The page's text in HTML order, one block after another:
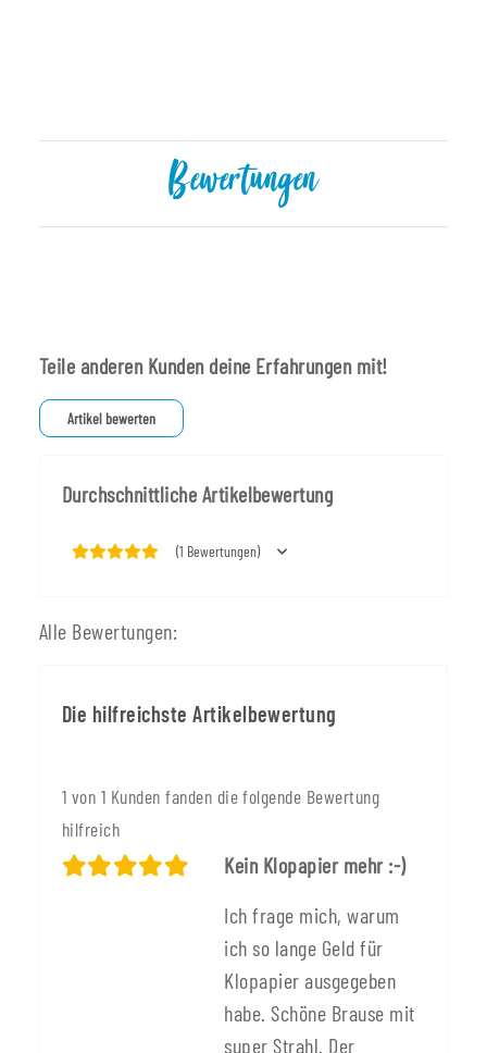
Bewertungen
Durchschnittliche Artikelbewertung
(1 Bewertungen)
Teile anderen Kunden deine Erfahrungen mit!
Artikel bewerten
Alle Bewertungen:
Die hilfreichste Artikelbewertung
1 von 1 Kunden fanden die folgende Bewertung
hilfreich
Kein Klopapier mehr :-)
Ich frage mich, warum
ich so lange Geld für
Klopapier ausgegeben
habe. Schöne Brause mit
super Strahl. Der